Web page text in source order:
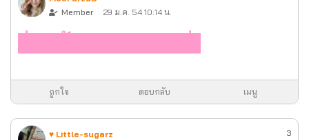
Member
29 ม.ค. 54 10:14 น.
ฮ่า ๆ มันสนุกมากเลยค่ะ
ถูกใจ ตอบกลับ เมนู
♥ Little-sugarz
3